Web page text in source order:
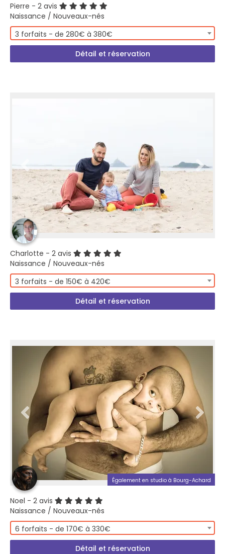
Pierre - 2 avis
Naissance / Nouveaux-nés
3 forfaits - de 280€ à 380€
Détail et réservation
Charlotte - 2 avis
Naissance / Nouveaux-nés
3 forfaits - de 150€ à 420€
Détail et réservation
Également en studio à Bourg-Achard
Noel - 2 avis
Naissance / Nouveaux-nés
6 forfaits - de 170€ à 330€
Détail et réservation